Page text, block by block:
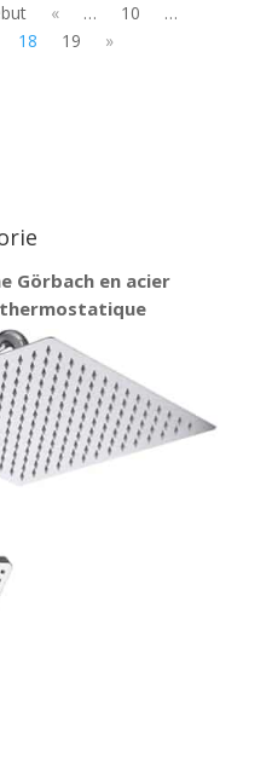
« … 10
…
18 19 »
Görbach en acier